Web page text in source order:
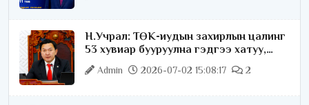
Н.Учрал: ТӨК-иудын захирлын цалинг
53 хувиар бууруулна гэдгээ хатуу,
хариуцлагатайгаар хэлье
Admin 2026-07-02 15:08:17 2